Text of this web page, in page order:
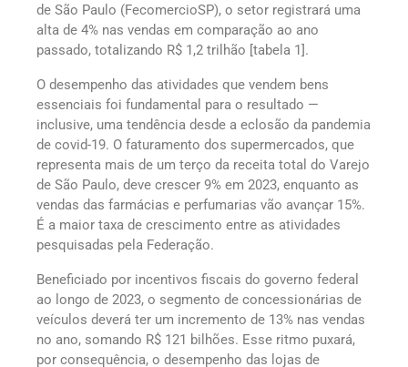
de São Paulo (FecomercioSP), o setor registrará uma
alta de 4% nas vendas em comparação ao ano
passado, totalizando R$ 1,2 trilhão [tabela 1].
O desempenho das atividades que vendem bens
essenciais foi fundamental para o resultado —
inclusive, uma tendência desde a eclosão da pandemia
de covid-19. O faturamento dos supermercados, que
representa mais de um terço da receita total do Varejo
de São Paulo, deve crescer 9% em 2023, enquanto as
vendas das farmácias e perfumarias vão avançar 15%.
É a maior taxa de crescimento entre as atividades
pesquisadas pela Federação.
Beneficiado por incentivos fiscais do governo federal
ao longo de 2023, o segmento de concessionárias de
veículos deverá ter um incremento de 13% nas vendas
no ano, somando R$ 121 bilhões. Esse ritmo puxará,
por consequência, o desempenho das lojas de